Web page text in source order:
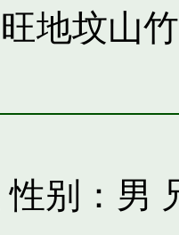
地坟山
性别：男